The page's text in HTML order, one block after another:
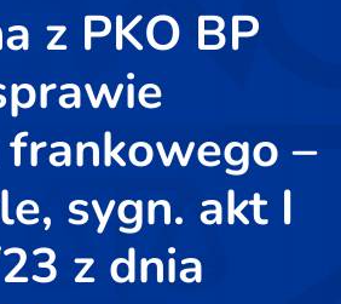
z PKO BP
–
sygn. akt I
z dnia